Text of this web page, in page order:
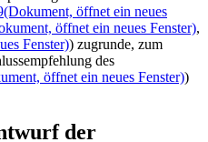
(Dokument, öffnet ein neues
öffnet ein neues Fenster),
Fenster)) zugrunde, zum
des
öffnet ein neues Fenster))
der